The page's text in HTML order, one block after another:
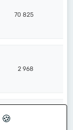
70 825
2 968
🍪